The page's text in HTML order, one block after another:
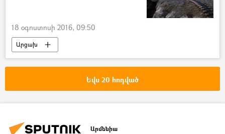
18 օգոստոսի 2016, 09:50
Արցախ
Եվս 20 հոդված
Արմենիա